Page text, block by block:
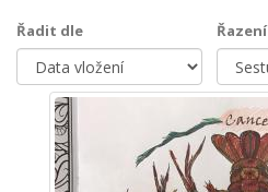
Řadit dle Řazení